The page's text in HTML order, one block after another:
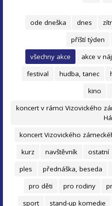
ode dneška dnes
příští týden
všechny akce
akce v
festival
hudba, tanec
kino
koncert v rámci Vizovického
koncert Vizovického
kurz
navštěvník ostatní
ples
přednáška, beseda
pro děti
pro rodiny
sport
stand-up komedie